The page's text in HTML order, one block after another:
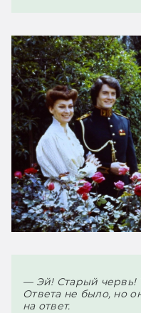
— Эй! Старый червь!
Ответа не было, но
на ответ.